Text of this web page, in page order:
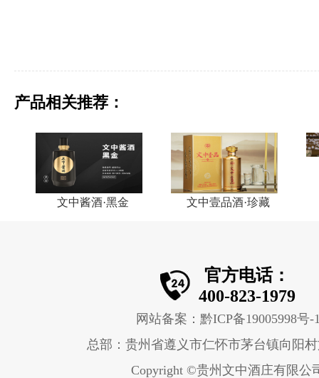
产品相关推荐：
文中酱酒·黑金 文中壹品酒·珍藏
官方电话：
400-823-1979
网站备案：黔ICP备19005998号-
总部：贵州省遵义市仁怀市茅台镇向阳
Copyright ©贵州文中酒庄有限公